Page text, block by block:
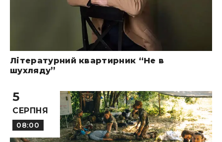
Літературний квартирник “Не в
шухляду”
5
СЕРПНЯ
08:00